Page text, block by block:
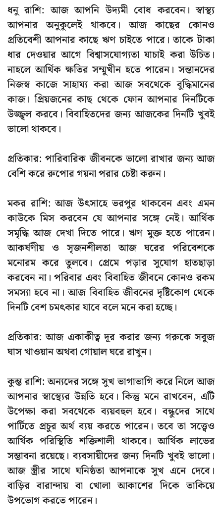
ধনু রাশি: আজ আপনি উদ্যমী বোধ করবেন। স্বাস্থ্য
আপনার অনুকূলেই থাকবে। আজ কাছের কোনও
প্রতিবেশী আপনার কাছে ঋণ চাইতে পারে। তাকে টাকা
ধার দেওয়ার আগে বিশ্বাসযোগ্যতা যাচাই করা উচিত।
নাহলে আর্থিক ক্ষতির সম্মুখীন হতে পারেন। সন্তানদের
নিজস্ব কাজে সাহায্য করা আজ সবথেকে বুদ্ধিমানের
কাজ। প্রিয়জনের কাছ থেকে ফোন আপনার দিনটিকে
উজ্জ্বল করবে। বিবাহিতদের জন্য আজকের দিনটি খুবই
ভালো থাকবে।
প্রতিকার: পারিবারিক জীবনকে ভালো রাখার জন্য আজ
বেশি করে রুপোর গয়না পরার চেষ্টা করুন।
মকর রাশি: আজ উৎসাহে ভরপুর থাকবেন এবং এমন
কাউকে মিস করবেন যে আপনার সঙ্গে নেই। আর্থিক
সমৃদ্ধি আজ দেখা দিতে পারে। ঋণ মুক্ত হতে পারেন।
আকর্ষণীয় ও সৃজনশীলতা আজ ঘরের পরিবেশকে
মনোরম করে তুলবে। প্রেমে পড়ার সুযোগ হাতছাড়া
করবেন না। পরিবার এবং বিবাহিত জীবনে কোনও রকম
সমস্যা হবে না। আজ বিবাহিত জীবনের দৃষ্টিকোণ থেকে
দিনটি বেশ চমৎকার যাবে বলে মনে করা হচ্ছে।
প্রতিকার: আজ একাকীত্ব দূর করার জন্য গরুকে সবুজ
ঘাস খাওয়ান অথবা গোয়াল ঘরে রাখুন।
কুম্ভ রাশি:অন্যদের সঙ্গে সুখ ভাগাভাগি করে নিলে আজ
আপনার স্বাস্থ্যের উন্নতি হবে। কিন্তু মনে রাখবেন, এটি
উপেক্ষা করা সবথেকে ব্যয়বহুল হবে। বন্ধুদের সাথে
পার্টিতে প্রচুর অর্থ ব্যয় করতে পারেন। তবে তা সত্ত্বেও
আর্থিক পরিস্থিতি শক্তিশালী থাকবে। আর্থিক লাভের
সম্ভাবনা রয়েছে। ব্যবসায়ীদের জন্য দিনটি খুবই ভালো।
আজ স্ত্রীর সাথে ঘনিষ্ঠতা আপনাকে সুখ এনে দেবে।
বাড়ির বারান্দায় বা খোলা আকাশের দিকে তাকিয়ে
উপভোগ করতে পারেন।